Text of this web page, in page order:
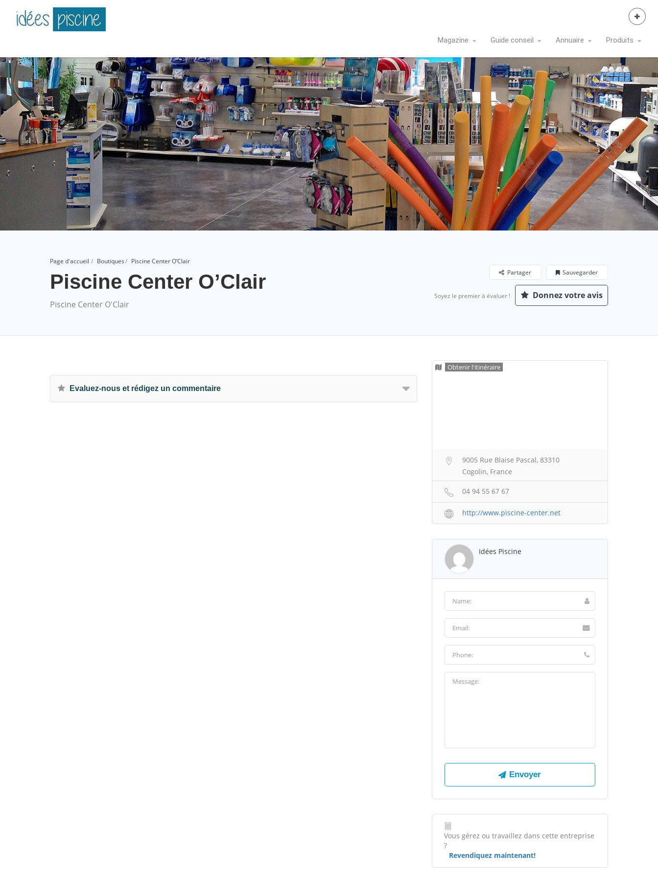
Magazine Guide conseil Annuaire Produits
Page d'accueil Boutiques Piscine Center O’Clair
Piscine Center O’Clair
Piscine Center O'Clair
Sauvegarder
Partager
Soyez le premier à évaluer ! Donnez votre avis
Evaluez-nous et rédigez un commentaire
Obtenir l'itinéraire
9005 Rue Blaise Pascal, 83310
Cogolin, France
04 94 55 67 67
http://www.piscine-center.net
Idées Piscine
Vous gérez ou travaillez dans cette entreprise
?
Revendiquez maintenant!